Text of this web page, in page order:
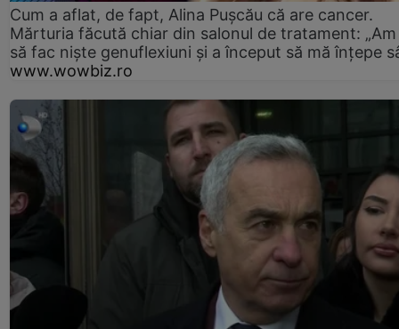
Cum a aflat, de fapt, Alina Pușcău că are cancer.
Mărturia făcută chiar din salonul de tratament:
să fac niște genuflexiuni și a început să mă înțepe
www.wowbiz.ro